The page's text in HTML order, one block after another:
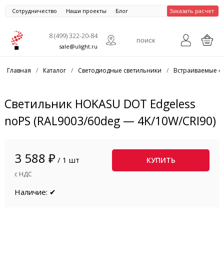
Сотрудничество Наши проекты Блог Заказать расчет
8 (499) 322-20-84
sale@ulight.ru
Главная / Каталог / Светодиодные светильники / Встраиваемые
Светильник HOKASU DOT Edgeless
noPS (RAL9003/60deg — 4K/10W/CRI90)
3 588 ₽ / 1 шт
с НДС
КУПИТЬ
Наличие: ✔